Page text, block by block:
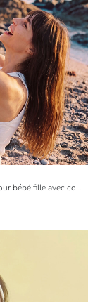
Robe en mousseline à motif floral pour bébé fille avec col Claudine